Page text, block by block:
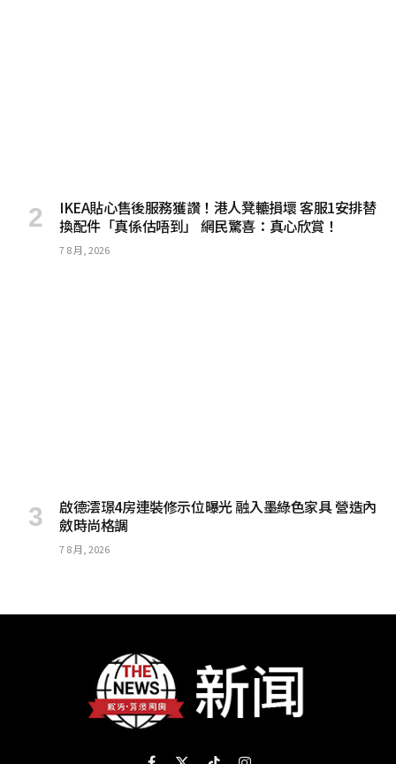
IKEA貼心售後服務獲讚！港人凳轆損壞 客服1安排替
換配件「真係估唔到」 網民驚喜：真心欣賞！
7 8 月, 2026
啟德澐璟4房連裝修示位曝光 融入墨綠色家具 營造內
斂時尚格調
7 8 月, 2026